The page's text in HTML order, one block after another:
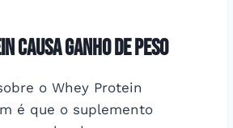
causa ganho de peso
o Whey Protein
é que o suplemento